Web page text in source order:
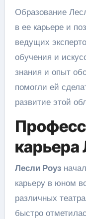
Образование
в ее карьере и
ведущих
обучения и
знания и опыт
помогли ей
развитие этой
карьера
Лесли Роуз
карьеру в юном
различных
быстро